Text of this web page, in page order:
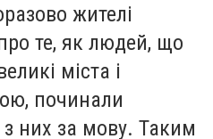
жителі
те, як людей, що
міста і
починали
з них за мову. Таким